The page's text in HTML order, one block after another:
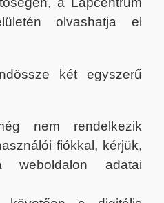
olvashatja el
két egyszerű
nem rendelkezik
fiókkal, kérjük,
weboldalon adatai